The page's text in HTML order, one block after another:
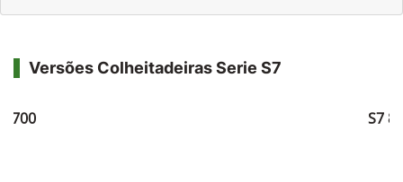
Versões Colheitadeiras Serie S7
700 S7